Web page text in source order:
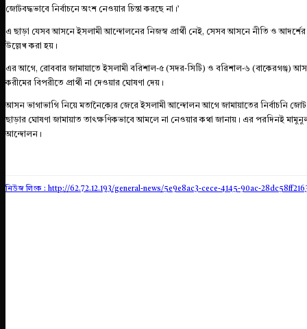
জোটবদ্ধভাবে নির্বাচনে অংশ নেওয়ার চিন্তা করছে না।’
এ ছাড়া যেসব আসনে ইসলামী আন্দোলনের নিজস্ব প্রার্থী নেই, সেসব আসনে নীতি ও আদর্শের
উল্লেখ করা হয়।
এর আগে, রোববার জামায়াতে ইসলামী বরিশাল-৫ (সদর-সিটি) ও বরিশাল-৬ (বাকেরগঞ্জ)
করীমের বিপরীতে প্রার্থী না দেওয়ার ঘোষণা দেয়।
আসন ভাগাভাগি নিয়ে মতানৈক্যের জেরে ইসলামী আন্দোলন আগে জামায়াতের নির্বাচনি
ছাড়ার ঘোষণা জামায়াত তাৎক্ষণিকভাবে আমলে না নেওয়ার কথা জানায়। এর পরদিনই
আন্দোলন।
নিউজ লিংক : http://62.72.12.193/general-news/5e9e8ac3-cece-4145-90ac-